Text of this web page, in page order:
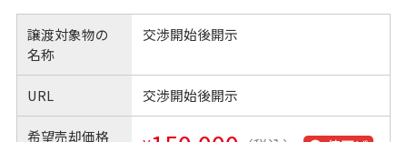
譲渡対象物の
名称
交渉開始後開示
URL 交渉開始後開示
希望売却価格